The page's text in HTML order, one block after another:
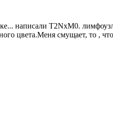
написали T2NхM0.
цвета.Меня смущает, то ,